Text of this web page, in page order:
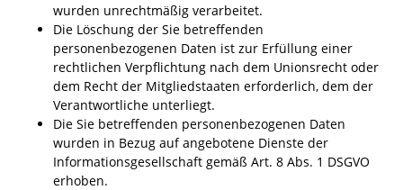
wurden unrechtmäßig verarbeitet.
Die Löschung der Sie betreffenden
personenbezogenen Daten ist zur Erfüllung einer
rechtlichen Verpflichtung nach dem Unionsrecht oder
dem Recht der Mitgliedstaaten erforderlich, dem der
Verantwortliche unterliegt.
Die Sie betreffenden personenbezogenen Daten
wurden in Bezug auf angebotene Dienste der
Informationsgesellschaft gemäß Art. 8 Abs. 1 DSGVO
erhoben.